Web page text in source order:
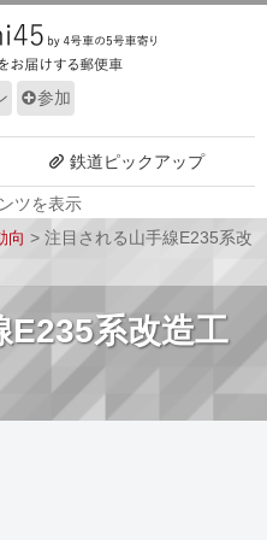
参加
ツを表示
鉄道ピックアップ
向 > 注目される山手線E235系改
E235系改造工